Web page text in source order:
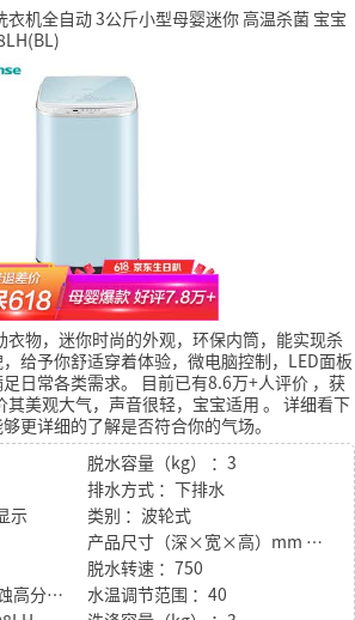
机全自动 3公斤小型母婴迷你 高温杀菌 宝宝
物，迷你时尚的外观，环保内筒，能实现杀
给予你舒适穿着体验，微电脑控制，LED面板
日常各类需求。
目前已有8.6万+人评价 ，获
其美观大气，声音很轻，宝宝适用 。 详细看下
更详细的了解是否符合你的气场。
脱水容量（kg） ：3
排水方式 ：下排水
示
类别 ：波轮式
产品尺寸（深×宽×高）mm ：455*420*715mm
脱水转速 ：750
箱体材质 ：高强度耐腐蚀高分子材料
水温调节范围 ：40